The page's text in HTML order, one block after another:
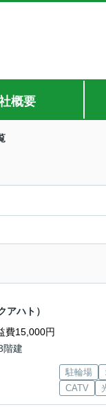
概要
ハト）
費15,000円
階建
駐輪場
CATV